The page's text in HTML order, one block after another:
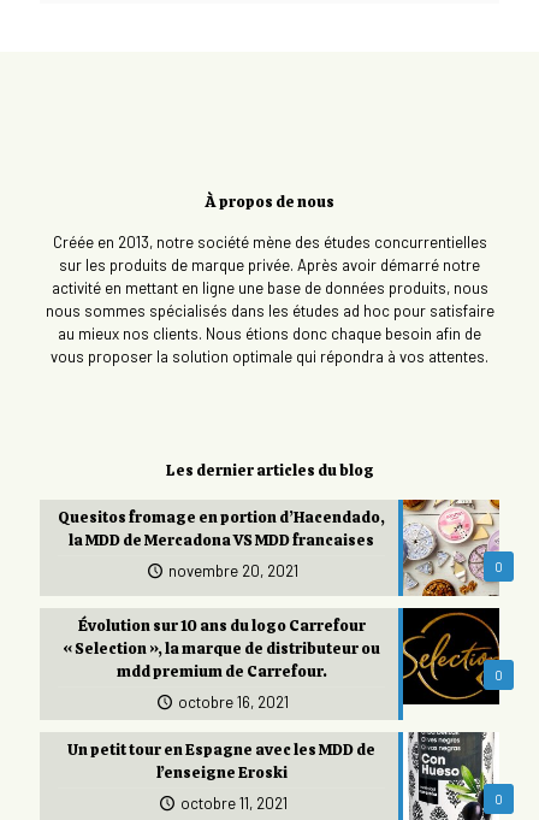
À propos de nous
Créée en 2013, notre société mène des études concurrentielles
sur les produits de marque privée. Après avoir démarré notre
activité en mettant en ligne une base de données produits, nous
nous sommes spécialisés dans les études ad hoc pour satisfaire
au mieux nos clients. Nous étions donc chaque besoin afin de
vous proposer la solution optimale qui répondra à vos attentes.
Les dernier articles du blog
0
Quesitos fromage en portion d’Hacendado,
la MDD de Mercadona VS MDD francaises
novembre 20, 2021
0
Évolution sur 10 ans du logo Carrefour
« Selection », la marque de distributeur ou
mdd premium de Carrefour.
octobre 16, 2021
0
Un petit tour en Espagne avec les MDD de
l’enseigne Eroski
octobre 11, 2021